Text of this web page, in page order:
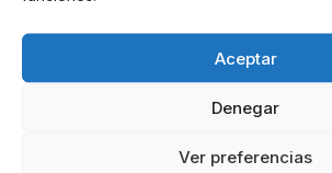
Aceptar
Denegar
Ver preferencias
Te puede interesar